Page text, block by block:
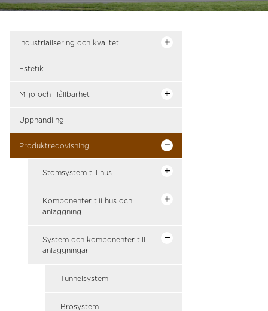
Industrialisering och kvalitet
Estetik
Miljö och Hållbarhet
Upphandling
Produktredovisning
Stomsystem till hus
Komponenter till hus och
anläggning
System och komponenter till
anläggningar
Tunnelsystem
Brosystem